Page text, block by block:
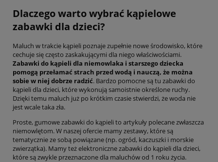
Dlaczego warto wybrać kąpielowe
zabawki dla dzieci?
Maluch w trakcie kąpieli poznaje zupełnie nowe środowisko, które
cechuje się często zaskakującymi dla niego właściwościami.
Zabawki do kąpieli dla niemowlaka i starszego dziecka
pomogą przełamać strach przed wodą i nauczą, że można
sobie w niej dobrze radzić. Bardzo pomocne są tu zabawki do
kąpieli dla dzieci, które wykonują samoistnie określone ruchy.
Dzięki temu maluch już po krótkim czasie stwierdzi, że woda nie
jest wcale taka zła.
Proste, gumowe zabawki do kąpieli to artykuły polecane zwłaszcza
niemowlętom. W naszej ofercie mamy zestawy, które są
tematycznie ze sobą powiązane (np. ogród, kaczuszki i morskie
zwierzątka). Mamy też elektroniczne zabawki do kąpieli dla dzieci,
które są zwykle przeznaczone dla maluchów od 1 roku życia.